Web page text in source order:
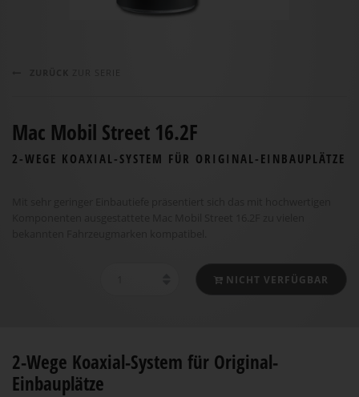
Mac Mobil Street 16.2F
2-WEGE KOAXIAL-SYSTEM FÜR ORIGINAL-EINBAUPLÄTZE
NICHT VERFÜGBAR
2-Wege Koaxial-System für Original-
Einbauplätze